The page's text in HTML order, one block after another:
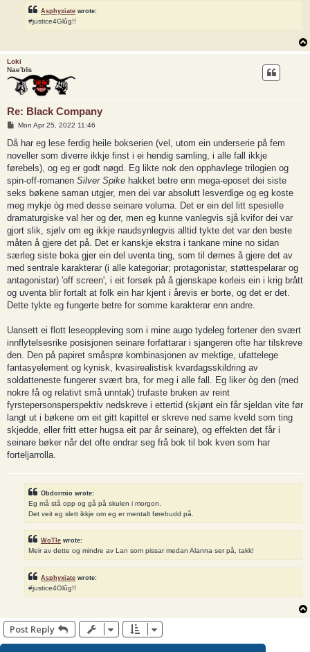
Asphyxiate wrote:
#justice4Glûg!!
Loki
Nae’blis
Re: Black Company
P
s
Mon Apr 25, 2022 11:46
Då har eg lese ferdig heile bokserien (vel, utom ein underserie på fem
noveller som diverre ikkje finst i ei hendig samling, i alle fall ikkje
førebels), og eg er godt nøgd. Eg likte nok den opphavlege trilogien og
spin-off-romanen Silver Spike hakket betre enn mega-eposet dei siste
seks bøkene saman utgjer, men dei var absolutt lesverdige og eg koste
meg mykje òg med desse seinare voluma. Det er ein del litt spesielle
dramaturgiske val her og der, men eg kunne vanlegvis sjå kvifor dei var
gjort slik, sjølv om eg ikkje naudsynlegvis alltid tykte det var den beste
måten å gjere det på. Det er kanskje ekstra i tankane mine no sidan
særleg siste boka gjer ein del uventa ting, som til dømes å gjere det av
med sentrale karakterar (i alle kategoriar; protagonistar, støttespelarar og
antagonistar) 'off screen', i eit forsøk på å gjenskape korleis ein i krig brått
og uventa blir fortalt at folk ein har kjent i årevis er borte, og det er det.
Dette tykte eg fungerte betre for somme karakterar enn andre.
Uansett ei flott leseoppleving som i mine augo tydeleg fortener den svært
innflytelsesrike posisjonen seinare forfattarar i sjangeren ofte har tilskreve
den. Den på papiret småsprø kombinasjonen av mektige, ufattelege
fantasyelement og kynisk, kvasirealistisk kvardagsskildring av
soldatteneste fungerer svært bra, for meg i alle fall. Eg liker òg den (med
nokre få og relativt små unntak) trufaste bruken av reint
fyrstepersonsperspektiv nedskreve i ettertid (skjønt ein får sjeldan vite før
langt ut i bøkene om eit gitt kapittel er skreve ned same kveld som ting
skjedde, eller fritt etter hugsa eit par år seinare), og effekten det får i
seinare bøker når det ofte endrar seg frå bok til bok kven som har
forteljarrolla.
Obdormio wrote:
Eg må stå opp og gå på skulen i morgon.
Det veit eg slett ikkje om eg er mentalt førebudd på.
WoTle wrote:
Meir av dette og mindre av Lan som pissar medan Alanna ser på, takk!
Asphyxiate wrote:
#justice4Glûg!!
Post Reply